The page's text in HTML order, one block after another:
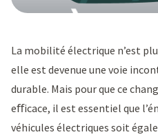
La mobilité électrique n’est
elle est devenue une voie
durable. Mais pour que ce
eﬀicace, il est essentiel que
véhicules électriques soit